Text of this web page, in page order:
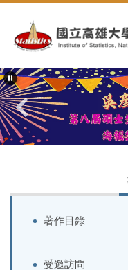
主
內
容
區
著作目錄
受邀訪問